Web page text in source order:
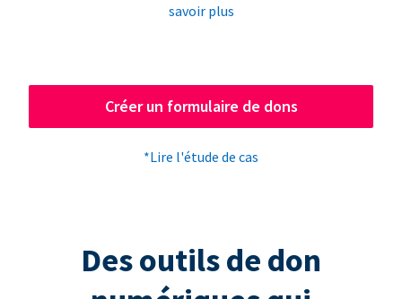
savoir plus
Créer un formulaire de dons
*Lire l'étude de cas
Des outils de don